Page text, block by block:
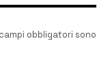
obbligatori sono